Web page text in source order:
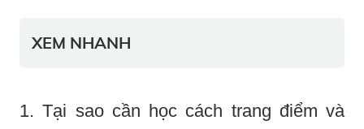
XEM NHANH
1. Tại sao cần học cách trang điểm và